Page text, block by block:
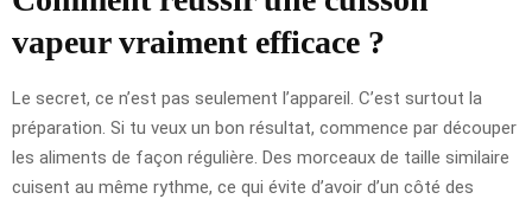
vapeur vraiment efficace ?
Le secret, ce n’est pas seulement l’appareil. C’est surtout la
préparation. Si tu veux un bon résultat, commence par découper
les aliments de façon régulière. Des morceaux de taille similaire
cuisent au même rythme, ce qui évite d’avoir d’un côté des